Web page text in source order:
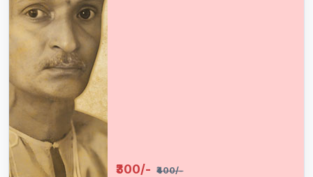
₹300/- ₹400/-